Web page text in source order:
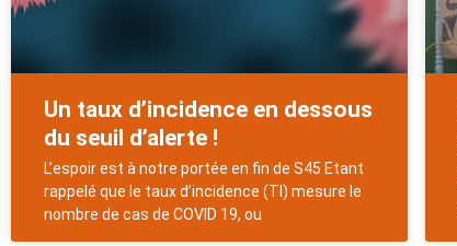
Un taux d’incidence en dessous
du seuil d’alerte !
L’espoir est à notre portée en fin de S45 Etant
rappelé que le taux d’incidence (TI) mesure le
nombre de cas de COVID 19, ou